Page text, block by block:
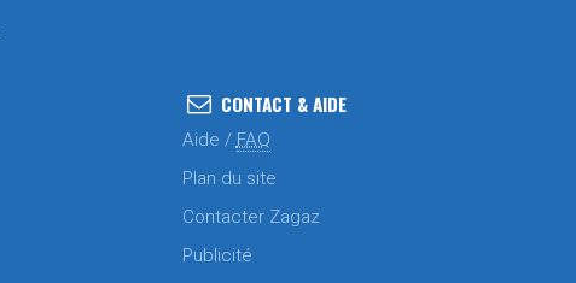
CONTACT & AIDE
Aide / FAQ
Plan du site
Contacter Zagaz
Publicité